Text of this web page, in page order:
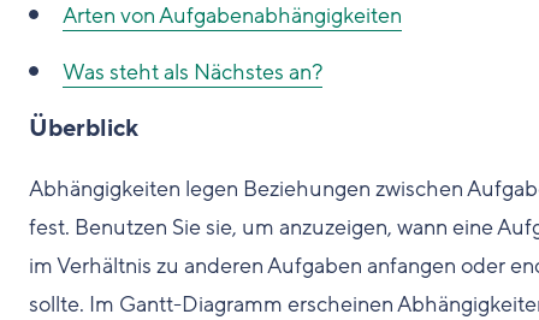
Arten von Aufgabenabhängigkeiten
Was steht als Nächstes an?
Überblick
Abhängigkeiten legen Beziehungen zwischen
fest. Benutzen Sie sie, um anzuzeigen, wann eine
im Verhältnis zu anderen Aufgaben anfangen oder
sollte. Im Gantt-Diagramm erscheinen